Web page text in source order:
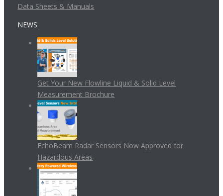
Data Sheets & Manuals
NEWS
Get Your New Flowline Liquid & Solid Level
Measurement Brochure
EchoBeam Radar Sensors Now Approved for
Hazardous Areas